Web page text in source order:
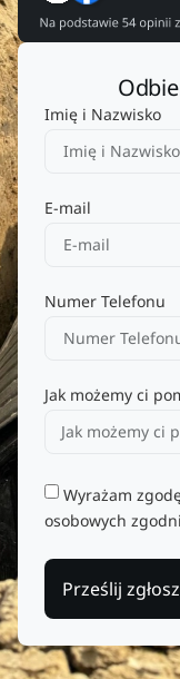
Imię i Nazwisko
E-mail
Numer Telefonu
Jak możemy ci
Wyrażam
osobowych
Prześlij